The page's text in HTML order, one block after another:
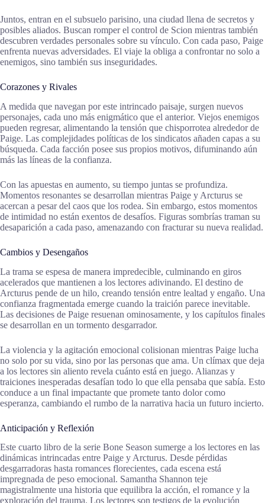
Juntos, entran en el subsuelo parisino, una ciudad llena de secretos y
posibles aliados. Buscan romper el control de Scion mientras también
descubren verdades personales sobre su vínculo. Con cada paso, Paige
enfrenta nuevas adversidades. El viaje la obliga a confrontar no solo a
enemigos, sino también sus inseguridades.
Corazones y Rivales
A medida que navegan por este intrincado paisaje, surgen nuevos
personajes, cada uno más enigmático que el anterior. Viejos enemigos
pueden regresar, alimentando la tensión que chisporrotea alrededor de
Paige. Las complejidades políticas de los sindicatos añaden capas a su
búsqueda. Cada facción posee sus propios motivos, difuminando aún
más las líneas de la confianza.
Con las apuestas en aumento, su tiempo juntas se profundiza.
Momentos resonantes se desarrollan mientras Paige y Arcturus se
acercan a pesar del caos que los rodea. Sin embargo, estos momentos
de intimidad no están exentos de desafíos. Figuras sombrías traman su
desaparición a cada paso, amenazando con fracturar su nueva realidad.
Cambios y Desengaños
La trama se espesa de manera impredecible, culminando en giros
acelerados que mantienen a los lectores adivinando. El destino de
Arcturus pende de un hilo, creando tensión entre lealtad y engaño. Una
confianza fragmentada emerge cuando la traición parece inevitable.
Las decisiones de Paige resuenan ominosamente, y los capítulos finales
se desarrollan en un tormento desgarrador.
La violencia y la agitación emocional colisionan mientras Paige lucha
no solo por su vida, sino por las personas que ama. Un clímax que deja
a los lectores sin aliento revela cuánto está en juego. Alianzas y
traiciones inesperadas desafían todo lo que ella pensaba que sabía. Esto
conduce a un final impactante que promete tanto dolor como
esperanza, cambiando el rumbo de la narrativa hacia un futuro incierto.
Anticipación y Reflexión
Este cuarto libro de la serie Bone Season sumerge a los lectores en las
dinámicas intrincadas entre Paige y Arcturus. Desde pérdidas
desgarradoras hasta romances florecientes, cada escena está
impregnada de peso emocional. Samantha Shannon teje
magistralmente una historia que equilibra la acción, el romance y la
exploración del trauma. Los lectores son testigos de la evolución